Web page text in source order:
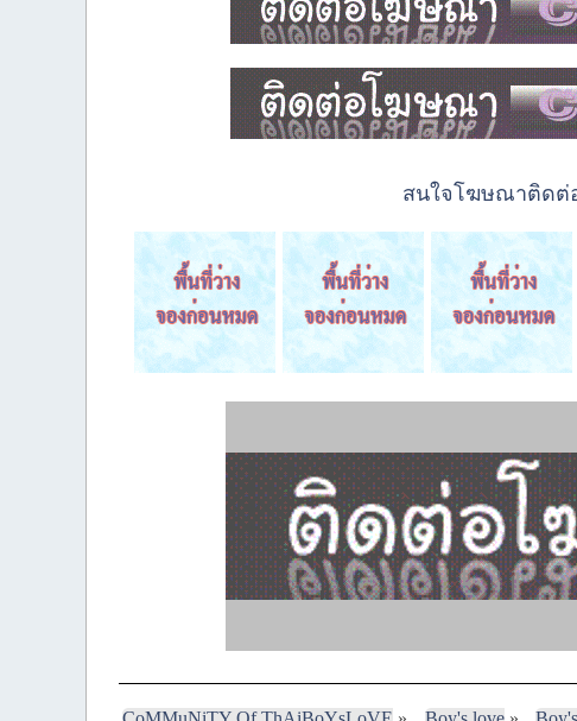
สนใจโฆษณาติดต่อ